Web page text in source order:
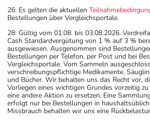
26: Es gelten die aktuellen
Bestellungen über Vergleichsportale.
28: Gültig vom 01.08. bis 03.08.2026.
Cash Standardvergütung von 1 % auf 3 %
ausgewiesen. Ausgenommen sind
Bestellungen per Telefon, per Post und bei
Vergleichsportale. Vom Sammeln
verschreibungspflichtige Medikamente,
und Bücher. Wir behalten uns das Recht vor,
Vorliegen eines wichtigen Grundes vorzeitig
eine andere Aktion zu ersetzen. Eine
erfolgt nur bei Bestellungen in
Missbrauch behalten wir uns eine